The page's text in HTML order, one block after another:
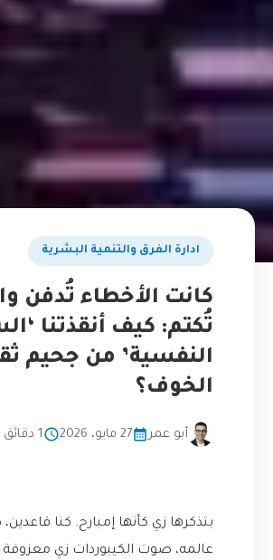
ادارة الفرق والتنمية البشرية
كانت الأخطاء تُدفن
تُكتم: كيف أنقذتنا
النفسية’ من جحيم
الخوف؟
أبو عمر 27 مايو، 2026 1 دقائق قراءة
بتذكرها زي كأنها إمبارح. كنا
عالمه، صوت الكيبوردات زي معزوفة